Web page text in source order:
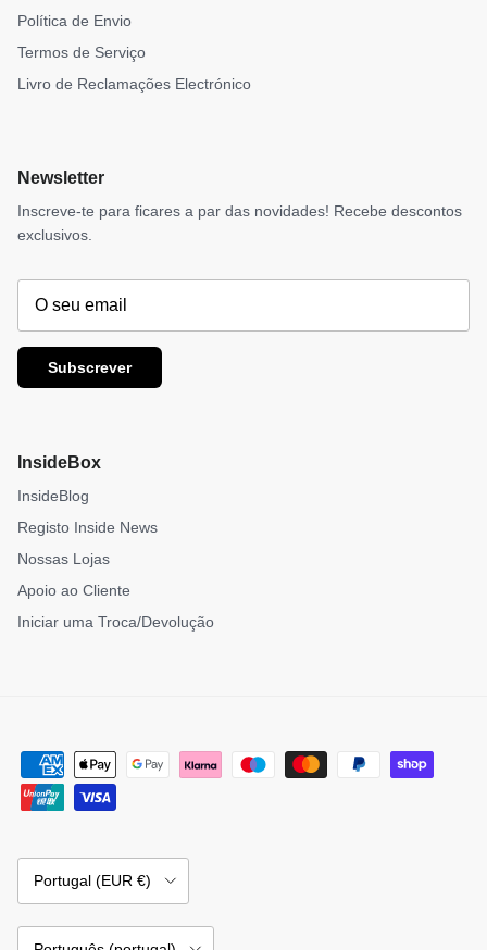
Política de Envio
Termos de Serviço
Livro de Reclamações Electrónico
Newsletter
Inscreve-te para ficares a par das novidades! Recebe descontos
exclusivos.
Subscrever
InsideBox
InsideBlog
Registo Inside News
Nossas Lojas
Apoio ao Cliente
Iniciar uma Troca/Devolução
País/Região
Portugal (EUR €)
Idioma